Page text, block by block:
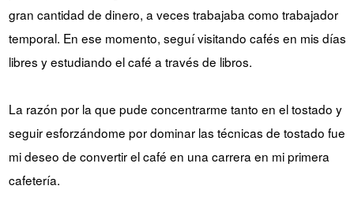
gran cantidad de dinero, a veces trabajaba como trabajador
temporal. En ese momento, seguí visitando cafés en mis días
libres y estudiando el café a través de libros.
La razón por la que pude concentrarme tanto en el tostado y
seguir esforzándome por dominar las técnicas de tostado fue
mi deseo de convertir el café en una carrera en mi primera
cafetería.